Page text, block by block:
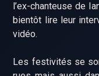
l’ex-chanteuse de
bientôt lire leur
vidéo.
Les festivités se